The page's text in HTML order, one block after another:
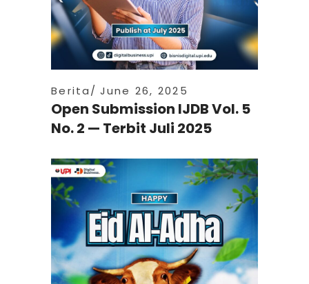
Berita June 26, 2025
Open Submission IJDB Vol. 5
No. 2 — Terbit Juli 2025